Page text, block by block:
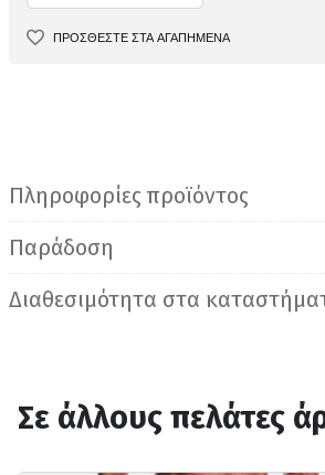
ΠΡΟΣΘΕΣΤΕ ΣΤΑ ΑΓΑΠΗΜΕΝΑ
Πληροφορίες προϊόντος
Παράδοση
Διαθεσιμότητα στα
Σε άλλους πελάτες